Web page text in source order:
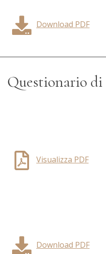
Download PDF
Questionario di
Visualizza PDF
Download PDF